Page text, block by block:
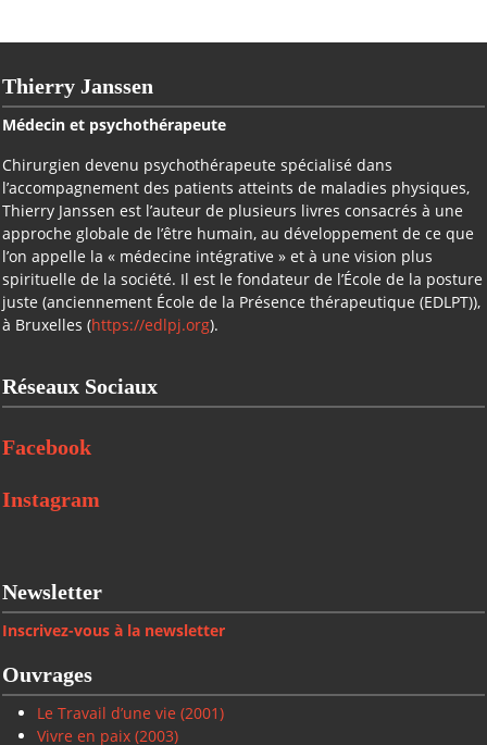
Thierry Janssen
Médecin et psychothérapeute
Chirurgien devenu psychothérapeute spécialisé dans
l’accompagnement des patients atteints de maladies physiques,
Thierry Janssen est l’auteur de plusieurs livres consacrés à une
approche globale de l’être humain, au développement de ce que
l’on appelle la « médecine intégrative » et à une vision plus
spirituelle de la société. Il est le fondateur de l’École de la posture
juste (anciennement École de la Présence thérapeutique (EDLPT)),
à Bruxelles (https://edlpj.org).
Réseaux Sociaux
Facebook
Instagram
Newsletter
Inscrivez-vous à la newsletter
Ouvrages
Le Travail d’une vie (2001)
Vivre en paix (2003)